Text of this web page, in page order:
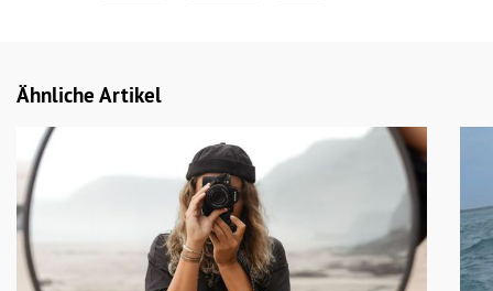
Ähnliche Artikel